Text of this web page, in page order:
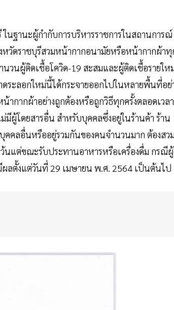
นฐานะผู้กำกับการบริหารราชการในสถานการณ์
วัดราชบุรีสวมหน้ากากอนามัยหรือหน้ากากผ้าทุ
วนผู้ติดเชื้อโควิด-19 สะสมและผู้ติดเชื้อรายให
ระลอกใหม่นี้ได้กระจายออกไปในหลายพื้นที่อย่
กากผ้าอย่างถูกต้องหรือถูกวิธีทุกครั้งตลอดเวล
โดยสารอื่น สำหรับบุคคลซึ่งอยู่ในร้านค้า ร้าน
คลอื่นหรืออยู่รวมกันของคนจำนวนมาก ต้องสวม
นแต่ขณะรับประทานอาหารหรือเครื่องดื่ม กรณีผู้
ลตั้งแต่วันที่ 29 เมษายน พ.ศ. 2564 เป็นต้นไป